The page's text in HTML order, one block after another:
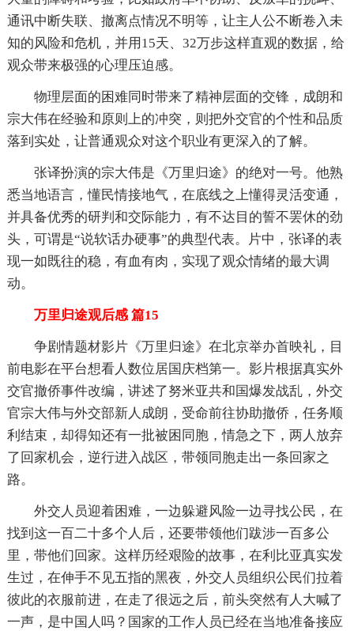
通讯中断失联、撤离点情况不明等，让主人公不断卷入未
知的风险和危机，并用15天、32万步这样直观的数据，给
观众带来极强的心理压迫感。
物理层面的困难同时带来了精神层面的交锋，成朗和
宗大伟在经验和原则上的冲突，则把外交官的个性和品质
落到实处，让普通观众对这个职业有更深入的了解。
张译扮演的宗大伟是《万里归途》的绝对一号。他熟
悉当地语言，懂民情接地气，在底线之上懂得灵活变通，
并具备优秀的研判和交际能力，有不达目的誓不罢休的劲
头，可谓是“说软话办硬事”的典型代表。片中，张译的表
现一如既往的稳，有血有肉，实现了观众情绪的最大调
动。
万里归途观后感 篇15
争剧情题材影片《万里归途》在北京举办首映礼，目
前电影在平台想看人数位居国庆档第一。影片根据真实外
交官撤侨事件改编，讲述了努米亚共和国爆发战乱，外交
官宗大伟与外交部新人成朗，受命前往协助撤侨，任务顺
利结束，却得知还有一批被困同胞，情急之下，两人放弃
了回家机会，逆行进入战区，带领同胞走出一条回家之
路。
外交人员迎着困难，一边躲避风险一边寻找公民，在
找到这一百二十多个人后，还要带领他们跋涉一百多公
里，带他们回家。这样历经艰险的故事，在利比亚真实发
生过，在伸手不见五指的黑夜，外交人员组织公民们拉着
彼此的衣服前进，在走了很远之后，前头突然有人大喊了
一声，是中国人吗？国家的工作人员已经在当地准备接应